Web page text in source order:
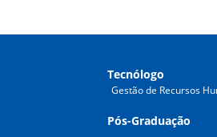
Tecnólogo
Gestão de Recursos
Pós-Graduação